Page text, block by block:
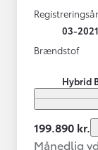
Registreringsår
03-2021
Brændstof
Hybrid
199.890 kr.
Månedlig